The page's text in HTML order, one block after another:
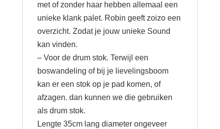
met of zonder haar hebben allemaal een
unieke klank palet. Robin geeft zoizo een
overzicht. Zodat je jouw unieke Sound
kan vinden.
– Voor de drum stok. Terwijl een
boswandeling of bij je lievelingsboom
kan er een stok op je pad komen, of
afzagen. dan kunnen we die gebruiken
als drum stok.
Lengte 35cm lang diameter ongeveer